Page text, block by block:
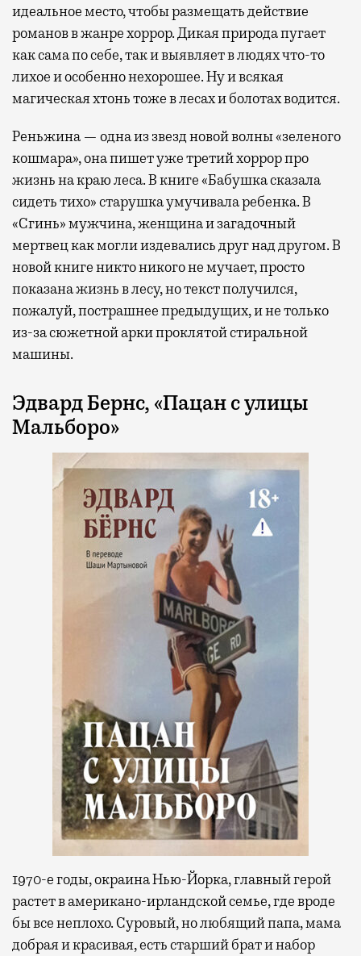
идеальное место, чтобы размещать действие
романов в жанре хоррор. Дикая природа пугает
как сама по себе, так и выявляет в людях что-то
лихое и особенно нехорошее. Ну и всякая
магическая хтонь тоже в лесах и болотах водится.
Реньжина — одна из звезд новой волны «зеленого
кошмара», она пишет уже третий хоррор про
жизнь на краю леса. В книге «Бабушка сказала
сидеть тихо» старушка умучивала ребенка. В
«Сгинь» мужчина, женщина и загадочный
мертвец как могли издевались друг над другом. В
новой книге никто никого не мучает, просто
показана жизнь в лесу, но текст получился,
пожалуй, пострашнее предыдущих, и не только
из-за сюжетной арки проклятой стиральной
машины.
Эдвард Бернс, «Пацан с улицы
Мальборо»
1970-е годы, окраина Нью-Йорка, главный герой
растет в американо-ирландской семье, где вроде
бы все неплохо. Суровый, но любящий папа, мама
добрая и красивая, есть старший брат и набор